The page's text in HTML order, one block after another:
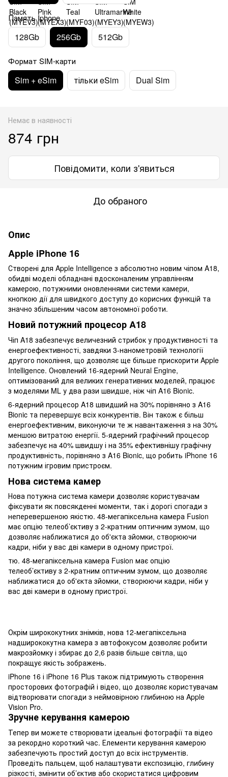
Память Iphone
128Gb 256Gb 512Gb
Формат SIM-карти
Sim + eSim тільки eSim Dual Sim
Немає в наявності
874 грн
Повідомити, коли з'явиться
До обраного
Опис
Apple iPhone 16
Створені для Apple Intelligence з абсолютно новим чіпом A18,
обидві моделі обладнані вдосконаленим управлінням
камерою, потужними оновленнями системи камери,
кнопкою дії для швидкого доступу до корисних функцій та
значно збільшеним часом автономної роботи.
Новий потужний процесор A18
Чіп A18 забезпечує величезний стрибок у продуктивності та
енергоефективності, завдяки 3-нанометровій технології
другого покоління, що дозволяє ще більше прискорити Apple
Intelligence. Оновлений 16-ядерний Neural Engine,
оптимізований для великих генеративних моделей, працює
з моделями ML у два рази швидше, ніж чіп A16 Bionic.
6-ядерний процесор A18 швидший на 30% порівняно з A16
Bionic та перевершує всіх конкурентів. Він також є більш
енергоефективним, виконуючи те ж навантаження з на 30%
меншою витратою енергії. 5-ядерний графічний процесор
забезпечує на 40% швидшу і на 35% ефективнішу графічну
продуктивність, порівняно з A16 Bionic, що робить iPhone 16
потужним ігровим пристроєм.
Нова система камер
Нова потужна система камери дозволяє користувачам
фіксувати як повсякденні моменти, так і дорогі спогади з
неперевершеною якістю. 48-мегапіксельна камера Fusion
має опцію телеоб’єктиву з 2-кратним оптичним зумом, що
дозволяє наближатися до об'єкта зйомки, створюючи
кадри, ніби у вас дві камери в одному пристрої.
тю. 48-мегапіксельна камера Fusion має опцію
телеоб’єктиву з 2-кратним оптичним зумом, що дозволяє
наближатися до об'єкта зйомки, створюючи кадри, ніби у
вас дві камери в одному пристрої.
Окрім ширококутних знімків, нова 12-мегапіксельна
надширококутна камера з автофокусом дозволяє робити
макрозйомку і збирає до 2,6 разів більше світла, що
покращує якість зображень.
iPhone 16 і iPhone 16 Plus також підтримують створення
просторових фотографій і відео, що дозволяє користувачам
відтворювати спогади з неймовірною глибиною на Apple
Vision Pro.
Зручне керування камерою
Тепер ви можете створювати ідеальні фотографії та відео
за рекордно короткий час. Елементи керування камерою
забезпечують простий доступ до всіх інструментів.
Проведіть пальцем, щоб налаштувати експозицію, глибину
різкості, змінити об’єктив або скористатися цифровим